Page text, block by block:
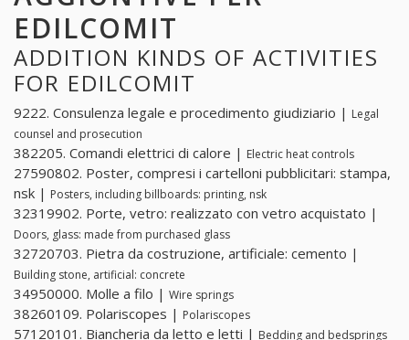
EDILCOMIT
ADDITION KINDS OF ACTIVITIES
FOR EDILCOMIT
9222. Consulenza legale e procedimento giudiziario | Legal
counsel and prosecution
382205. Comandi elettrici di calore | Electric heat controls
27590802. Poster, compresi i cartelloni pubblicitari: stampa,
nsk | Posters, including billboards: printing, nsk
32319902. Porte, vetro: realizzato con vetro acquistato |
Doors, glass: made from purchased glass
32720703. Pietra da costruzione, artificiale: cemento |
Building stone, artificial: concrete
34950000. Molle a filo | Wire springs
38260109. Polariscopes | Polariscopes
57120101. Biancheria da letto e letti | Bedding and bedsprings